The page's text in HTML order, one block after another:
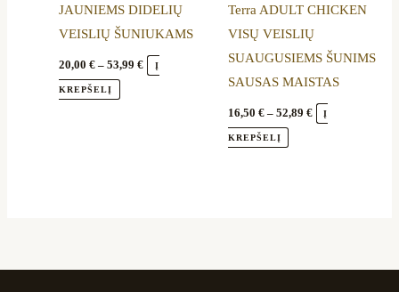
JAUNIEMS DIDELIŲ
VEISLIŲ ŠUNIUKAMS
20,00€ – 53,99€ Į
KREPŠELĮ
on
the
product
Terra ADULT CHICKEN
VISŲ VEISLIŲ
SUAUGUSIEMS ŠUNIMS
SAUSAS MAISTAS
16,50 € – 52,89 € Į
KREPŠELĮ
on
the
product
page